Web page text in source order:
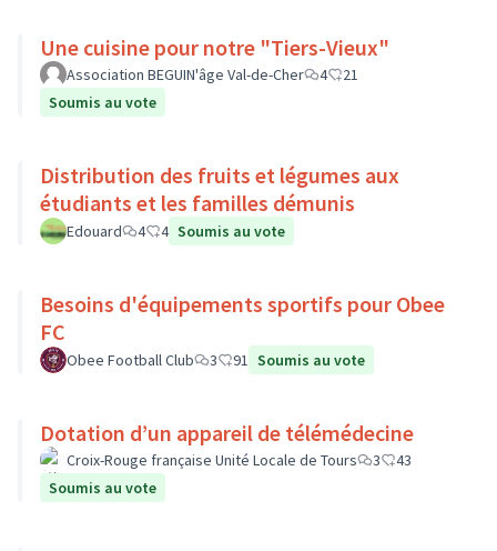
Une cuisine pour notre "Tiers-Vieux"
Association BEGUIN'âge Val-de-Cher 4
21
Soumis au vote
Distribution des fruits et légumes aux
étudiants et les familles démunis
Edouard 4 4 Soumis au vote
Besoins d'équipements sportifs pour Obee
FC
Obee Football Club 3 91 Soumis au vote
Dotation d’un appareil de télémédecine
Croix-Rouge française Unité Locale de Tours 3
43
Soumis au vote